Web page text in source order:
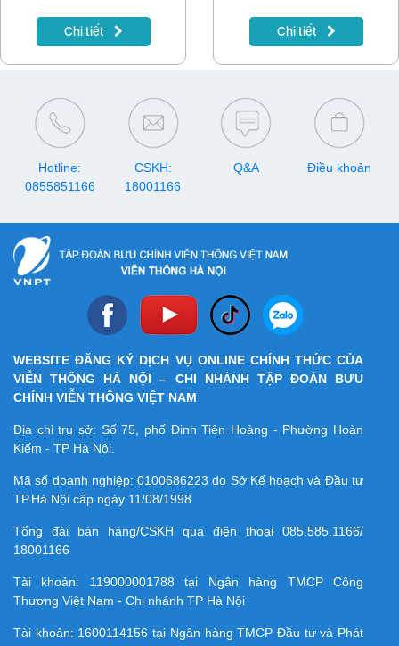
bộ môn được mệnh danh là
“thể thao của giới quý tộc”
Chi tiết
Hãy cùng khám phá danh
sách 20 gói cước hấp dẫn từ
Chi tiết
Hotline:
0855851166
CSKH:
18001166
Q&A Điều khoản
WEBSITE ĐĂNG KÝ DỊCH VỤ ONLINE CHÍNH THỨC CỦA
VIỄN THÔNG HÀ NỘI – CHI NHÁNH TẬP ĐOÀN BƯU
CHÍNH VIỄN THÔNG VIỆT NAM
Địa chỉ trụ sở: Số 75, phố Đinh Tiên Hoàng - Phường Hoàn
Kiếm - TP Hà Nội.
Mã số doanh nghiệp:0100686223 do Sở Kế hoạch và Đầu tư
TP.Hà Nội cấp ngày 11/08/1998
Tổng đài bán hàng/CSKH qua điện thoại 085.585.1166/
18001166
Tài khoản: 119000001788 tại Ngân hàng TMCP Công
Thương Việt Nam - Chi nhánh TP Hà Nội
Tài khoản: 1600114156 tại Ngân hàng TMCP Ðầu tư và Phát